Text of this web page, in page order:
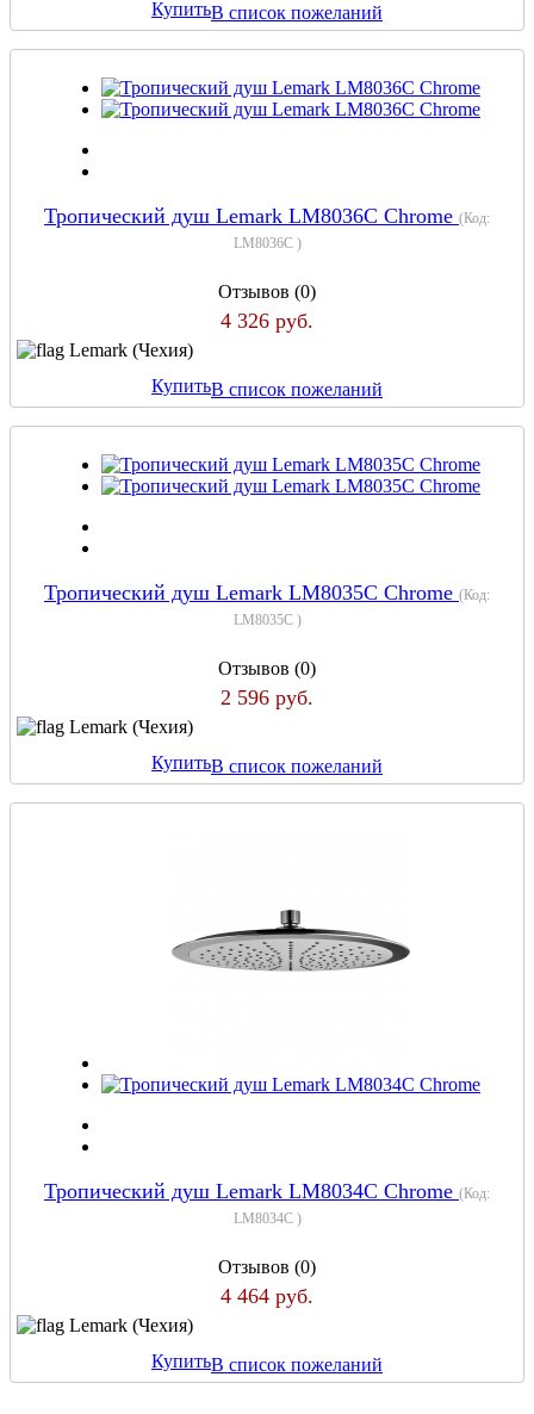
КупитьВ список пожеланий
Тропический душ Lemark LM8036C Chrome (Код:
LM8036C )
Отзывов (0)
4 326 руб.
Lemark (Чехия)
КупитьВ список пожеланий
Тропический душ Lemark LM8035C Chrome (Код:
LM8035C )
Отзывов (0)
2 596 руб.
Lemark (Чехия)
КупитьВ список пожеланий
Тропический душ Lemark LM8034C Chrome (Код:
LM8034C )
Отзывов (0)
4 464 руб.
Lemark (Чехия)
КупитьВ список пожеланий